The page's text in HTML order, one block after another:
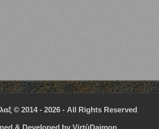
© 2014 - 2026 - All Rights Reserved